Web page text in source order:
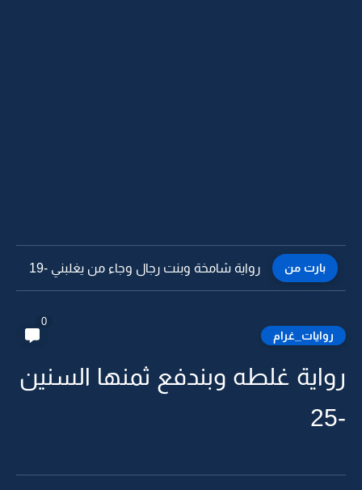
بارت من رواية شامخة وبنت رجال وجاء من يغلبني -18
روايات_غرام
0
رواية غلطه وبندفع ثمنها السنين
-25